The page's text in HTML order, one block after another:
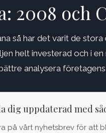
2008 och
så har det varit de
helt investerad och i
analysera
dig uppdaterad med
på vårt nyhetsbrev för att